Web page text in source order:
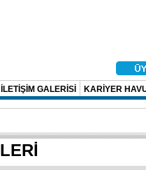
İLETİŞİM GALERİSİ KARİYER